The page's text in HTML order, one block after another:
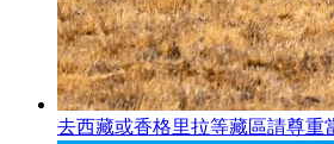
去西藏或香格里拉等藏區請尊重